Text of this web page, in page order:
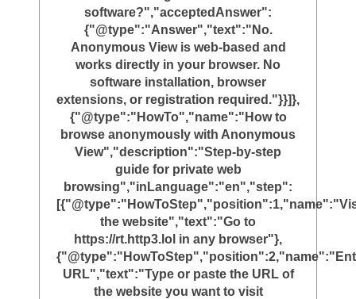
software?","acceptedAnswer":
{"@type":"Answer","text":"No.
Anonymous View is web-based and
works directly in your browser. No
software installation, browser
extensions, or registration required."}}]},
{"@type":"HowTo","name":"How to
browse anonymously with Anonymous
View","description":"Step-by-step
guide for private web
browsing","inLanguage":"en","step":
the website","text":"Go to
https://rt.http3.lol in any browser"},
URL","text":"Type or paste the URL of
the website you want to visit